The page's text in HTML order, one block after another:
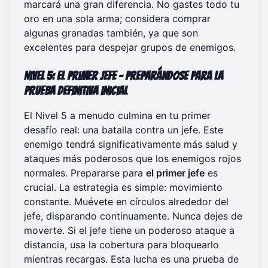
marcará una gran diferencia. No gastes todo tu
oro en una sola arma; considera comprar
algunas granadas también, ya que son
excelentes para despejar grupos de enemigos.
Nivel 5: El primer jefe – Preparándose para la
prueba definitiva inicial
El Nivel 5 a menudo culmina en tu primer
desafío real: una batalla contra un jefe. Este
enemigo tendrá significativamente más salud y
ataques más poderosos que los enemigos rojos
normales. Prepararse para el primer jefe es
crucial. La estrategia es simple: movimiento
constante. Muévete en círculos alrededor del
jefe, disparando continuamente. Nunca dejes de
moverte. Si el jefe tiene un poderoso ataque a
distancia, usa la cobertura para bloquearlo
mientras recargas. Esta lucha es una prueba de